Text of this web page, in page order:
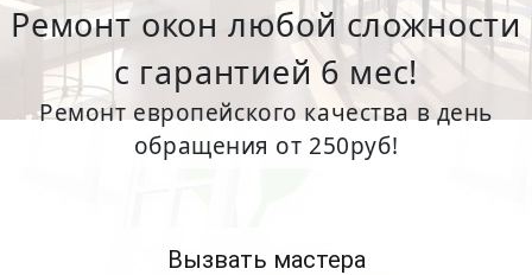
Ремонт окон любой сложности
с гарантией 6 мес!
Ремонт европейского качества в день
обращения от 250руб!
Вызвать мастера